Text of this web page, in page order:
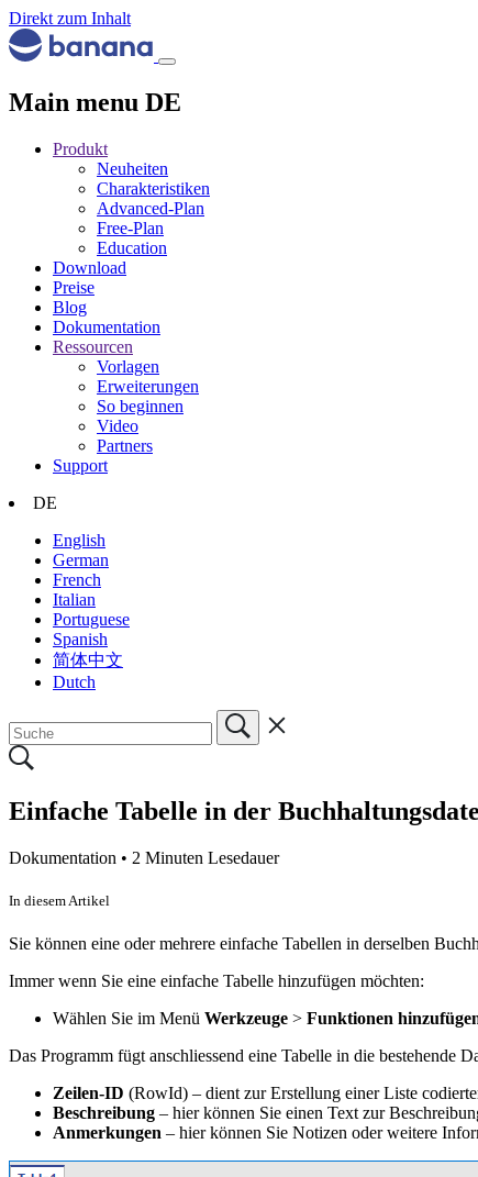
Direkt zum Inhalt
Main menu DE
Produkt
Neuheiten
Charakteristiken
Advanced-Plan
Free-Plan
Education
Download
Preise
Blog
Dokumentation
Ressourcen
Vorlagen
Erweiterungen
So beginnen
Video
Partners
Support
DE
English
German
French
Italian
Portuguese
Spanish
简体中文
Dutch
Einfache Tabelle in der
Dokumentation • 2 Minuten Lesedauer
In diesem Artikel
Sie können eine oder mehrere einfache Tabellen in derselben
Immer wenn Sie eine einfache Tabelle hinzufügen möchten:
Wählen Sie im Menü Werkzeuge > Funktionen
Das Programm fügt anschliessend eine Tabelle in die bestehende
Zeilen-ID (RowId) – dient zur Erstellung einer Liste
Beschreibung – hier können Sie einen Text zur
Anmerkungen – hier können Sie Notizen oder weitere